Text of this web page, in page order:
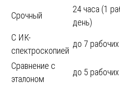
Срочный
24 часа (1
день)
С ИК-
спектроскопией
до 7
Сравнение с
эталоном
до 5